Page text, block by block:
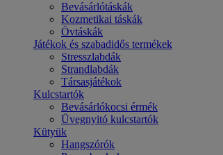
Bevásárlótáskák
Kozmetikai táskák
Övtáskák
Játékok és szabadidős termékek
Stresszlabdák
Strandlabdák
Társasjátékok
Kulcstartók
Bevásárlókocsi érmék
Üvegnyitó kulcstartók
Kütyük
Hangszórók